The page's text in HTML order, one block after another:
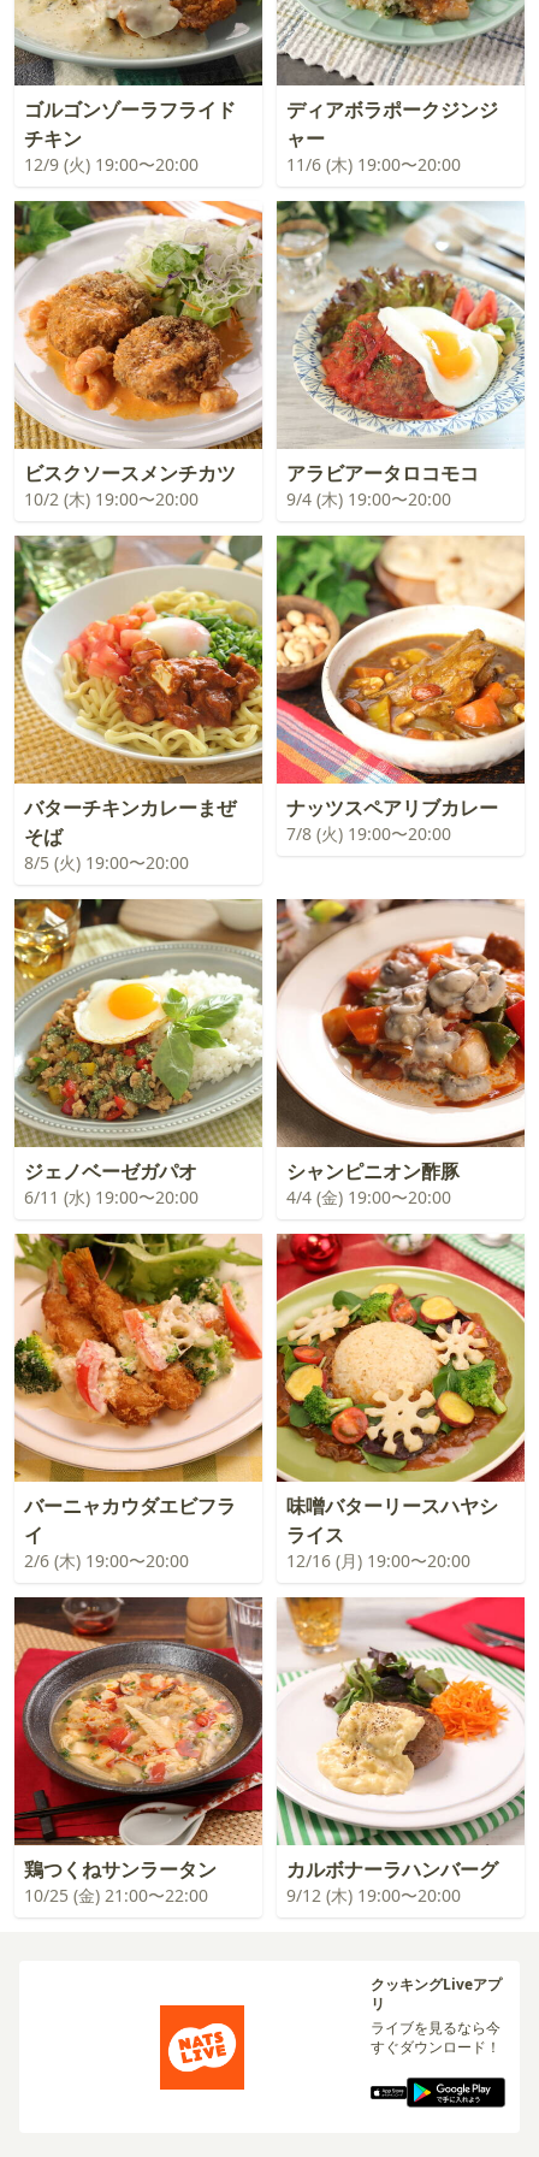
ゴルゴンゾーラフライド
チキン
12/9 (火) 19:00〜20:00
ディアボラポークジンジ
ャー
11/6 (木) 19:00〜20:00
ビスクソースメンチカツ
10/2 (木) 19:00〜20:00
アラビアータロコモコ
9/4 (木) 19:00〜20:00
バターチキンカレーまぜ
そば
8/5 (火) 19:00〜20:00
ナッツスペアリブカレー
7/8 (火) 19:00〜20:00
ジェノベーゼガパオ
6/11 (水) 19:00〜20:00
シャンピニオン酢豚
4/4 (金) 19:00〜20:00
バーニャカウダエビフラ
イ
2/6 (木) 19:00〜20:00
味噌バターリースハヤシ
ライス
12/16 (月) 19:00〜20:00
鶏つくねサンラータン
10/25 (金) 21:00〜22:00
カルボナーラハンバーグ
9/12 (木) 19:00〜20:00
クッキングLiveアプ
リ
ライブを見るなら今
すぐダウンロード！